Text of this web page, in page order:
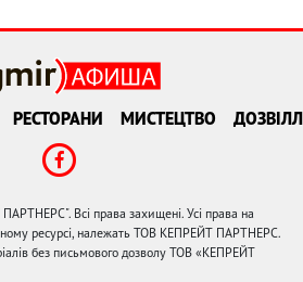
РЕСТОРАНИ МИСТЕЦТВО
Всі права захищені. Усі права на
ресурсі, належать ТОВ КЕПРЕЙТ ПАРТНЕРС.
без письмового дозволу ТОВ «КЕПРЕЙТ